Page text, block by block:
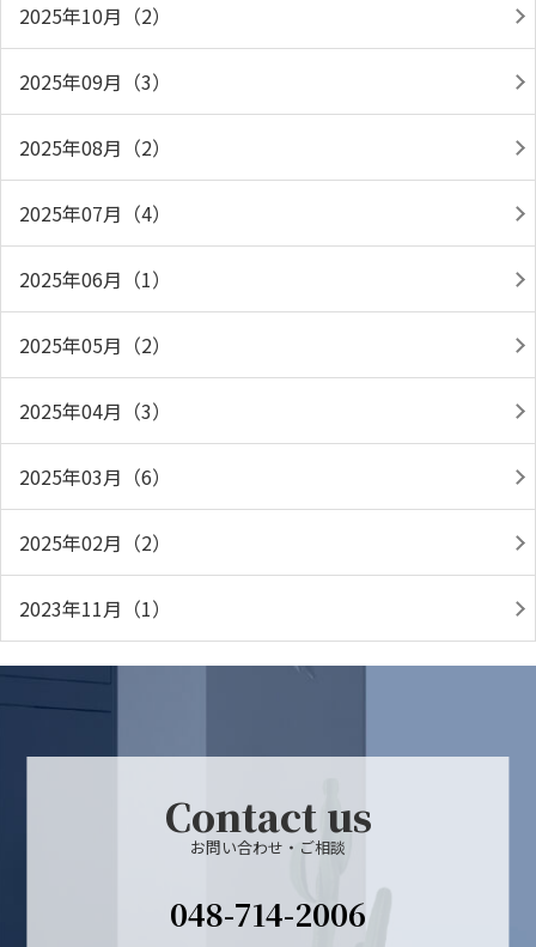
2025年10月（2）
2025年09月（3）
2025年08月（2）
2025年07月（4）
2025年06月（1）
2025年05月（2）
2025年04月（3）
2025年03月（6）
2025年02月（2）
2023年11月（1）
Contact us
お問い合わせ・ご相談
048-714-2006